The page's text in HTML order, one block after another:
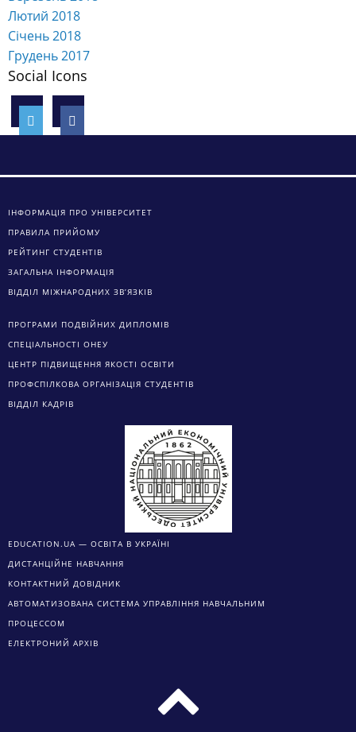
Лютий 2018
Січень 2018
Грудень 2017
Social Icons
ІНФОРМАЦІЯ ПРО УНІВЕРСИТЕТ
ПРАВИЛА ПРИЙОМУ
РЕЙТИНГ СТУДЕНТІВ
ЗАГАЛЬНА ІНФОРМАЦІЯ
ВІДДІЛ МІЖНАРОДНИХ ЗВ’ЯЗКІВ
ПРОГРАМИ ПОДВІЙНИХ ДИПЛОМІВ
СПЕЦІАЛЬНОСТІ ОНЕУ
ЦЕНТР ПІДВИЩЕННЯ ЯКОСТІ ОСВІТИ
ПРОФСПІЛКОВА ОРГАНІЗАЦІЯ СТУДЕНТІВ
ВІДДІЛ КАДРІВ
EDUCATION.UA — ОСВІТА В УКРАЇНІ
ДИСТАНЦІЙНЕ НАВЧАННЯ
КОНТАКТНИЙ ДОВІДНИК
АВТОМАТИЗОВАНА СИСТЕМА УПРАВЛІННЯ НАВЧАЛЬНИМ
ПРОЦЕССОМ
ЕЛЕКТРОНИЙ АРХІВ